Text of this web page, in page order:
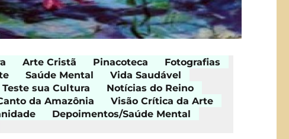
Arte Cristã Pinacoteca
Fotografias
Saúde Mental
Vida Saudável
Teste sua Cultura
Notícias do Reino
da Amazônia
Visão Crítica da Arte
Depoimentos/Saúde Mental